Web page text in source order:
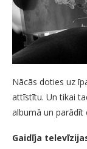
Nācās doties uz
attīstītu. Un tikai
albumā un parādīt
Gaidīja